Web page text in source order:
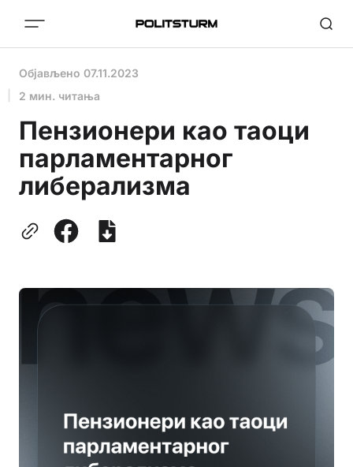
Објављено 07.11.2023
2 мин. читања
Пензионери као таоци
парламентарног
либерализма